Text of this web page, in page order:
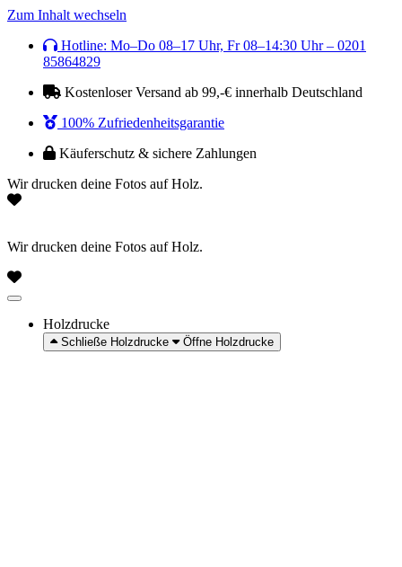
Zum Inhalt wechseln
Hotline: Mo–Do 08–17 Uhr, Fr 08–14:30 Uhr – 0201
85864829
Kostenloser Versand ab 99,-€ innerhalb Deutschland
100% Zufriedenheitsgarantie
Käuferschutz & sichere Zahlungen
Wir drucken deine Fotos auf Holz.
Wir drucken deine Fotos auf Holz.
Holzdrucke
Schließe Holzdrucke Öffne Holzdrucke